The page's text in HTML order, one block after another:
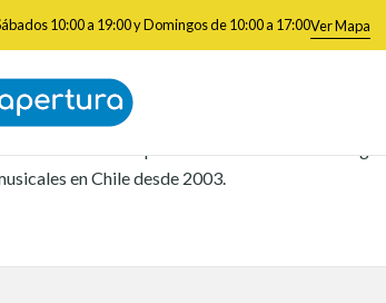
10:00 a 19:00 y Domingos de 10:00 a 17:00Ver Mapa
en Chile desde 2003.